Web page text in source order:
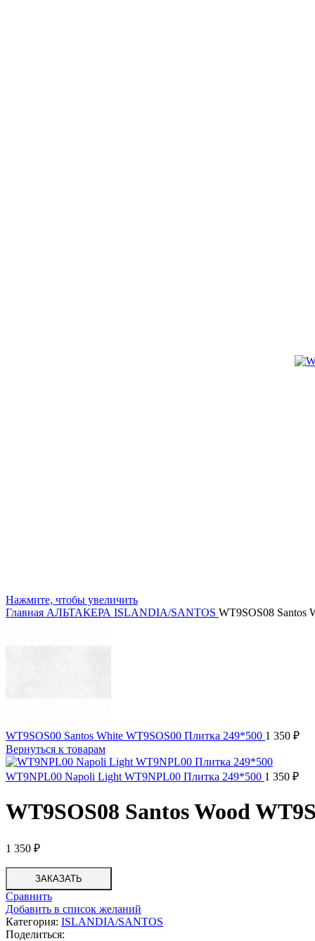
Нажмите, чтобы увеличить
Главная АЛЬТАКЕРА ISLANDIA/SANTOS WT9SOS08 Santos
WT9SOS00 Santos White WT9SOS00 Плитка 249*500 1 350 ₽
Вернуться к товарам
WT9NPL00 Napoli Light WT9NPL00 Плитка 249*500 1 350 ₽
WT9SOS08 Santos Wood
1 350 ₽
ЗАКАЗАТЬ
Сравнить
Добавить в список желаний
Категория: ISLANDIA/SANTOS
Поделиться: